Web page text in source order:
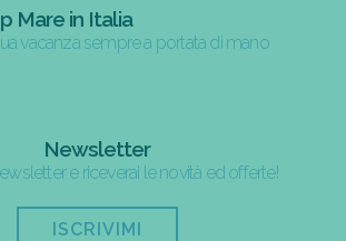
Mare in Italia
vacanza sempre a portata di mano
Newsletter
e riceverai le novità ed offerte!
ISCRIVIMI